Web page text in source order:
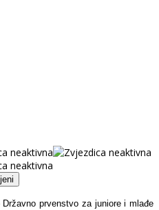
prvenstvo za juniore i mlađe